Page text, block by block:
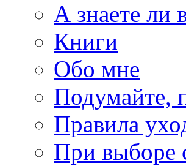
А знаете ли
Книги
Обо мне
Подумайте,
Правила
При выборе